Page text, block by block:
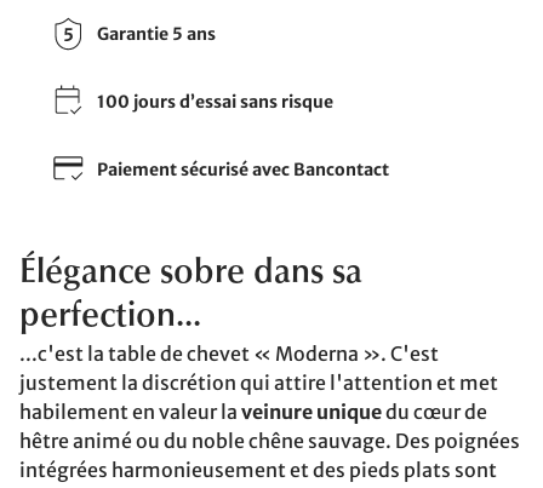
Garantie 5 ans
100 jours d’essai sans risque
Paiement sécurisé avec Bancontact
Élégance sobre dans sa
perfection...
...c'est la table de chevet « Moderna ». C'est
justement la discrétion qui attire l'attention et met
habilement en valeur la veinure uniquedu cœur de
hêtre animé ou du noble chêne sauvage. Des poignées
intégrées harmonieusement et des pieds plats sont